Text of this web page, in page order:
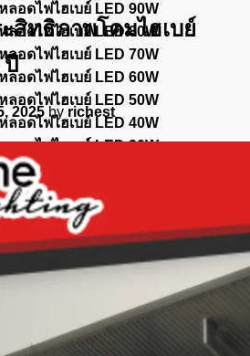
หลอดไฟไฮเบย์ LED 90W
ลอดไฟไฮเบย์ LED 80W
ลอดไฟไฮเบย์ LED 70W
หลอดไฟไฮเบย์ LED 60W
หลอดไฟไฮเบย์ LED 50W
หลอดไฟไฮเบย์ LED 40W
ลอดไฟไฮเบย์ LED 30W
ลอดไฟไฮเบย์ LED 20W
น้ำกันฝุ่น
ง
า
สิทธิภาพโคมไฮเบย์
ปี
2025 by richest